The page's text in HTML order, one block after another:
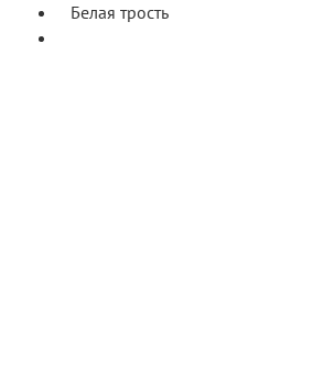
Белая трость